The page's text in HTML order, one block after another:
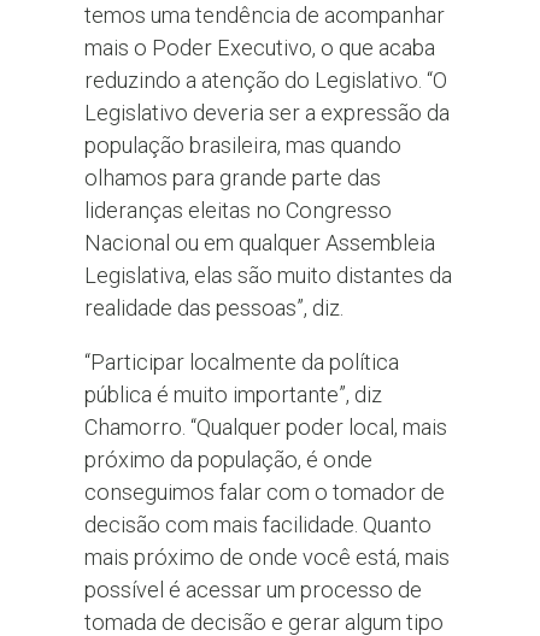
temos uma tendência de acompanhar
mais o Poder Executivo, o que acaba
reduzindo a atenção do Legislativo. “O
Legislativo deveria ser a expressão da
população brasileira, mas quando
olhamos para grande parte das
lideranças eleitas no Congresso
Nacional ou em qualquer Assembleia
Legislativa, elas são muito distantes da
realidade das pessoas”, diz.
“Participar localmente da política
pública é muito importante”, diz
Chamorro. “Qualquer poder local, mais
próximo da população, é onde
conseguimos falar com o tomador de
decisão com mais facilidade. Quanto
mais próximo de onde você está, mais
possível é acessar um processo de
tomada de decisão e gerar algum tipo